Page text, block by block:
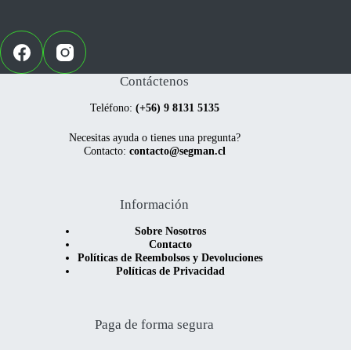
Contáctenos
Teléfono: (+56) 9 8131 5135
Necesitas ayuda o tienes una pregunta?
Contacto: contacto@segman.cl
Información
Sobre Nosotros
Contacto
Políticas de Reembolsos y Devoluciones
Políticas de Privacidad
Paga de forma segura